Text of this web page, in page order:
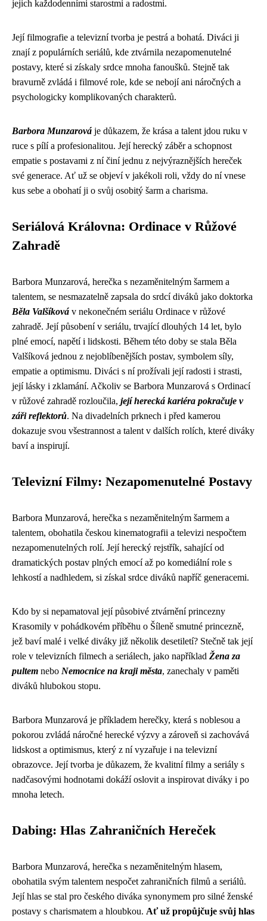
jejich každodenními starostmi a radostmi.
Její filmografie a televizní tvorba je pestrá a bohatá. Diváci ji
znají z populárních seriálů, kde ztvárnila nezapomenutelné
postavy, které si získaly srdce mnoha fanoušků. Stejně tak
bravurně zvládá i filmové role, kde se nebojí ani náročných a
psychologicky komplikovaných charakterů.
Barbora Munzarová je důkazem, že krása a talent jdou ruku v
ruce s pílí a profesionalitou. Její herecký záběr a schopnost
empatie s postavami z ní činí jednu z nejvýraznějších hereček
své generace. Ať už se objeví v jakékoli roli, vždy do ní vnese
kus sebe a obohatí ji o svůj osobitý šarm a charisma.
Seriálová Královna: Ordinace v Růžové
Zahradě
Barbora Munzarová, herečka s nezaměnitelným šarmem a
talentem, se nesmazatelně zapsala do srdcí diváků jako doktorka
Běla Valšíková v nekonečném seriálu Ordinace v růžové
zahradě. Její působení v seriálu, trvající dlouhých 14 let, bylo
plné emocí, napětí i lidskosti. Během této doby se stala Běla
Valšíková jednou z nejoblíbenějších postav, symbolem síly,
empatie a optimismu. Diváci s ní prožívali její radosti i strasti,
její lásky i zklamání. Ačkoliv se Barbora Munzarová s Ordinací
v růžové zahradě rozloučila, její herecká kariéra pokračuje v
záři reflektorů. Na divadelních prknech i před kamerou
dokazuje svou všestrannost a talent v dalších rolích, které diváky
baví a inspirují.
Televizní Filmy: Nezapomenutelné Postavy
Barbora Munzarová, herečka s nezaměnitelným šarmem a
talentem, obohatila českou kinematografii a televizi nespočtem
nezapomenutelných rolí. Její herecký rejstřík, sahající od
dramatických postav plných emocí až po komediální role s
lehkostí a nadhledem, si získal srdce diváků napříč generacemi.
Kdo by si nepamatoval její působivé ztvárnění princezny
Krasomily v pohádkovém příběhu o Šíleně smutné princezně,
jež baví malé i velké diváky již několik desetiletí? Stečně tak její
role v televizních filmech a seriálech, jako například Žena za
pultem nebo Nemocnice na kraji města, zanechaly v paměti
diváků hlubokou stopu.
Barbora Munzarová je příkladem herečky, která s noblesou a
pokorou zvládá náročné herecké výzvy a zároveň si zachovává
lidskost a optimismus, který z ní vyzařuje i na televizní
obrazovce. Její tvorba je důkazem, že kvalitní filmy a seriály s
nadčasovými hodnotami dokáží oslovit a inspirovat diváky i po
mnoha letech.
Dabing: Hlas Zahraničních Hereček
Barbora Munzarová, herečka s nezaměnitelným hlasem,
obohatila svým talentem nespočet zahraničních filmů a seriálů.
Její hlas se stal pro českého diváka synonymem pro silné ženské
postavy s charismatem a hloubkou. Ať už propůjčuje svůj hlas